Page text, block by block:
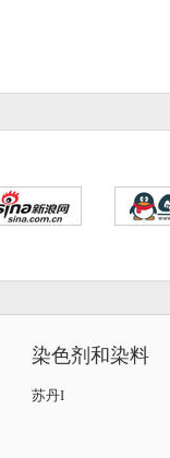
染色剂和染料
苏丹I